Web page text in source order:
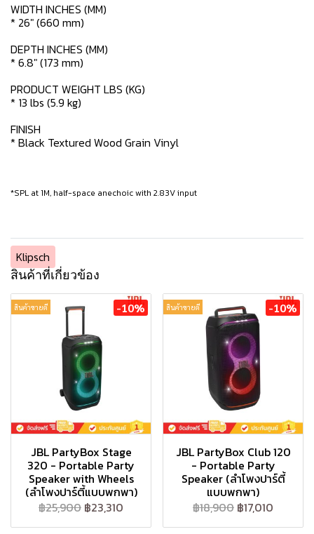
WIDTH INCHES (MM)
* 26" (660 mm)
DEPTH INCHES (MM)
* 6.8" (173 mm)
PRODUCT WEIGHT LBS (KG)
* 13 lbs (5.9 kg)
FINISH
* Black Textured Wood Grain Vinyl
*SPL at 1M, half-space anechoic with 2.83V input
Klipsch
สินค้าที่เกี่ยวข้อง
สินค้าขายดี -10%
JBL PartyBox Stage
320 - Portable Party
Speaker with Wheels
(ลำโพงปาร์ตี้แบบพกพา)
฿25,900 ฿23,310
สินค้าขายดี -10%
JBL PartyBox Club 120
- Portable Party
Speaker (ลำโพงปาร์ตี้
แบบพกพา)
฿18,900 ฿17,010